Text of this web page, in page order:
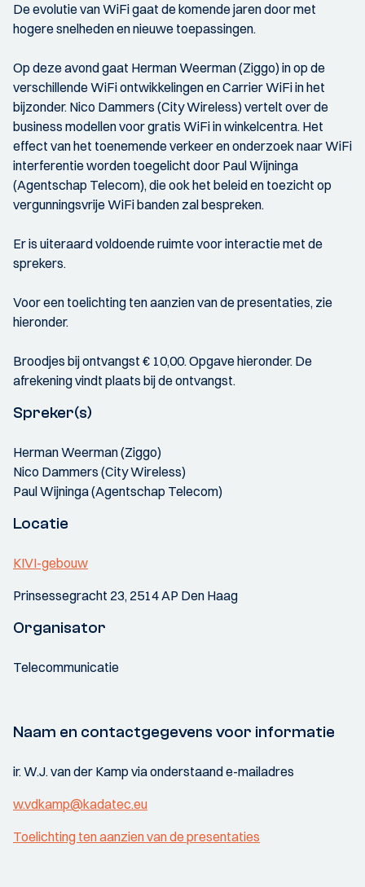
De evolutie van WiFi gaat de komende jaren door met
hogere snelheden en nieuwe toepassingen.
Op deze avond gaat Herman Weerman (Ziggo) in op de
verschillende WiFi ontwikkelingen en Carrier WiFi in het
bijzonder. Nico Dammers (City Wireless) vertelt over de
business modellen voor gratis WiFi in winkelcentra. Het
effect van het toenemende verkeer en onderzoek naar WiFi
interferentie worden toegelicht door Paul Wijninga
(Agentschap Telecom), die ook het beleid en toezicht op
vergunningsvrije WiFi banden zal bespreken.
Er is uiteraard voldoende ruimte voor interactie met de
sprekers.
Voor een toelichting ten aanzien van de presentaties, zie
hieronder.
Broodjes bij ontvangst € 10,00. Opgave hieronder. De
afrekening vindt plaats bij de ontvangst.
Spreker(s)
Herman Weerman (Ziggo)
Nico Dammers (City Wireless)
Paul Wijninga (Agentschap Telecom)
Locatie
KIVI-gebouw
Prinsessegracht 23, 2514 AP Den Haag
Organisator
Telecommunicatie
Naam en contactgegevens voor informatie
ir. W.J. van der Kamp via onderstaand e-mailadres
w.vdkamp@kadatec.eu
Toelichting ten aanzien van de presentaties